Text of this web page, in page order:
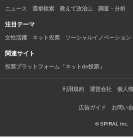
ニュース 選挙検索 教えて政治山 調査・分析
注目テーマ
女性活躍 ネット投票 ソーシャルイノベーション
関連サイト
投票プラットフォーム「ネットde投票」
利用規約 運営会社 個人
広告ガイド お問い
© SPIRAL Inc.